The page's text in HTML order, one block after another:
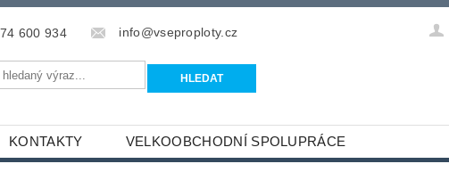
600 934 info@vseproploty.cz
KONTAKTY VELKOOBCHODNÍ SPOLUPRÁCE